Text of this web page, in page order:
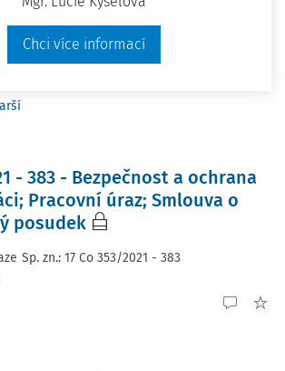
Chci více informací
dokumentů:76
- 383 - Bezpečnost a ochrana
Pracovní úraz; Smlouva o
posudek
Sp. zn.: 17 Co 353/2021 - 383